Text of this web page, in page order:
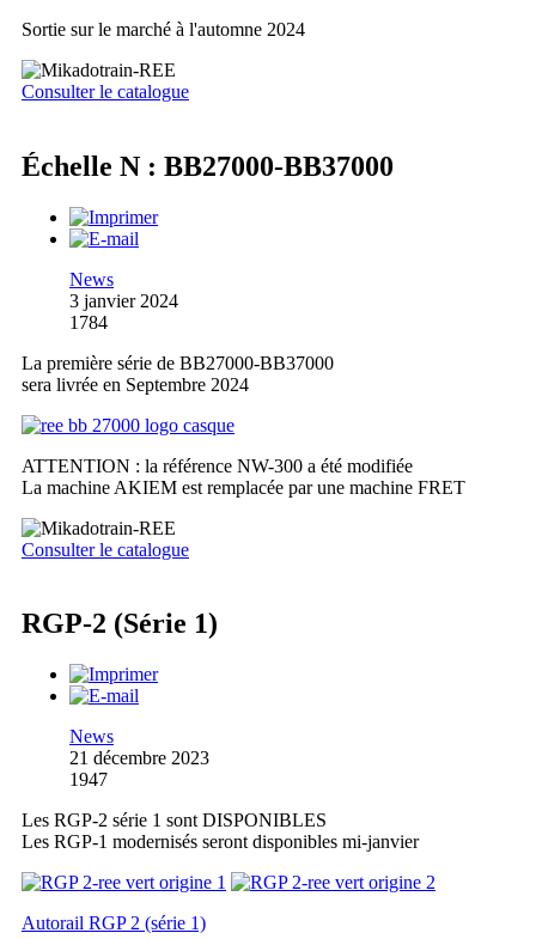
Sortie sur le marché à l'automne 2024
Consulter le catalogue
Échelle N : BB27000-BB37000
News
3 janvier 2024
1784
La première série de BB27000-BB37000
sera livrée en Septembre 2024
ATTENTION : la référence NW-300 a été modifiée
La machine AKIEM est remplacée par une machine FRET
Consulter le catalogue
RGP-2 (Série 1)
News
21 décembre 2023
1947
Les RGP-2 série 1 sont DISPONIBLES
Les RGP-1 modernisés seront disponibles mi-janvier
Autorail RGP 2 (série 1)